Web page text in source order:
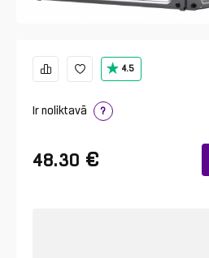
4.5
Ir noliktavā ?
48.30 €